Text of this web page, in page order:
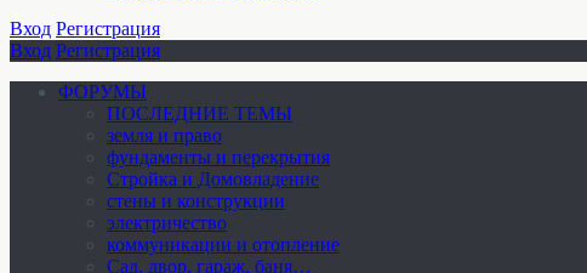
Вход Регистрация
Вход Регистрация
ФОРУМЫ
ПОСЛЕДНИЕ ТЕМЫ
земля и право
фундаменты и перекрытия
Стройка и Домовладение
стены и конструкции
электричество
коммуникации и отопление
Cад, двор, гараж, баня…